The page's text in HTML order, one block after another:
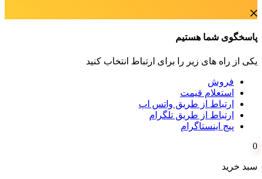
پاسخگوی شما هستیم
یکی از راه های زیر را برای ارتباط انتخاب کنید
فروش
استعلام قیمت
ارتباط از طریق واتس اپ
ارتباط از طریق تلگرام
پیج اینستاگرام
0
سبد خرید